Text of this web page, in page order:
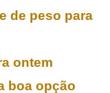
de peso para
ontem
boa opção